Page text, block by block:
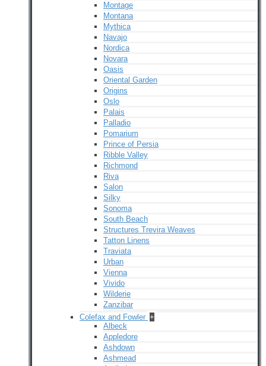
Montage
Montana
Mythica
Navajo
Nordica
Novara
Oasis
Oriental Garden
Origins
Oslo
Palais
Palladio
Pomarium
Prince of Persia
Ribble Valley
Richmond
Riva
Salon
Silky
Sonoma
South Beach
Structures Trevira Weaves
Tatton Linens
Traviata
Urban
Vienna
Vivido
Wilderie
Zanzibar
Colefax and Fowler +
Albeck
Appledore
Ashdown
Ashmead